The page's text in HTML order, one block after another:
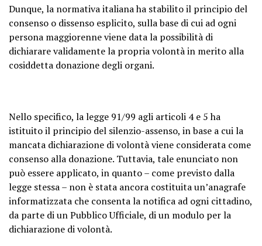
Dunque, la normativa italiana ha stabilito il principio del
consenso o dissenso esplicito, sulla base di cui ad ogni
persona maggiorenne viene data la possibilità di
dichiarare validamente la propria volontà in merito alla
cosiddetta donazione degli organi.
Nello specifico, la legge 91/99 agli articoli 4 e 5 ha
istituito il principio del silenzio-assenso, in base a cui la
mancata dichiarazione di volontà viene considerata come
consenso alla donazione. Tuttavia, tale enunciato non
può essere applicato, in quanto – come previsto dalla
legge stessa – non è stata ancora costituita un’anagrafe
informatizzata che consenta la notifica ad ogni cittadino,
da parte di un Pubblico Ufficiale, di un modulo per la
dichiarazione di volontà.